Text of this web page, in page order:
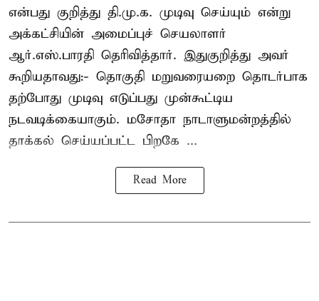
என்பது குறித்து தி.மு.க. முடிவு செய்யும் என்று
அக்கட்சியின் அமைப்புச் செயலாளர்
ஆர்.எஸ்.பாரதி தெரிவித்தார். இதுகுறித்து அவர்
கூறியதாவது:- தொகுதி மறுவரையறை தொடர்பாக
தற்போது முடிவு எடுப்பது முன்கூட்டிய
நடவடிக்கையாகும். மசோதா நாடாளுமன்றத்தில்
தாக்கல் செய்யப்பட்ட பிறகே ...
Read More